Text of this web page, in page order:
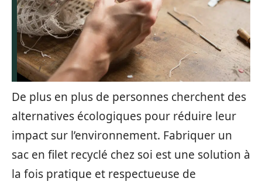
De plus en plus de personnes cherchent des
alternatives écologiques pour réduire leur
impact sur l’environnement. Fabriquer un
sac en filet recyclé chez soi est une solution à
la fois pratique et respectueuse de